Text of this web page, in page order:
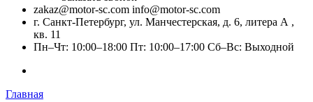
zakaz@motor-sc.com info@motor-sc.com
г. Санкт-Петербург, ул. Манчестерская, д. 6, литера А ,
кв. 11
Пн–Чт: 10:00–18:00 Пт: 10:00–17:00 Сб–Вс: Выходной
Главная